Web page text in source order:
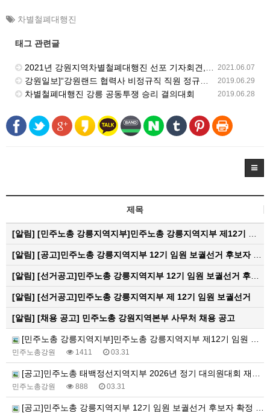
차별철폐대행진
태그 관련글
2021.06.07
2021년 강원지역차별철폐대행진 선포 기자회견, 강원도청 앞에서 진행
2019.06.29
강원일보]“강원랜드 협력사 비정규직 직원 정규직 전환”
2019.06.28
차별철폐대행진 강릉 공동투쟁 승리 결의대회
제목
[알림] [민주노총 강릉지역지부]민주노총 강릉지역지부 제12기 임원 보궐선거결과 공고
[알림] [공고]민주노총 강릉지역지부 12기 임원 보궐선거 후보자 확정 공고
[알림] [선거공고]민주노총 강릉지역지부 12기 임원 보궐선거 후보 등록 기간 연장 공고
[알림] [선거공고]민주노총 강릉지역지부 제 12기 임원 보궐선거
[알림] [채용 공고] 민주노총 강원지역본부 사무처 채용 공고
[민주노총 강릉지역지부]민주노총 강릉지역지부 제12기 임원 보궐선거결과 공고
민주노총강원 1411 03.31
[공고]민주노총 태백정선지역지부 2026년 정기 대의원대회 재소집 건
민주노총강원 888 03.31
[공고]민주노총 강릉지역지부 12기 임원 보궐선거 후보자 확정 공고